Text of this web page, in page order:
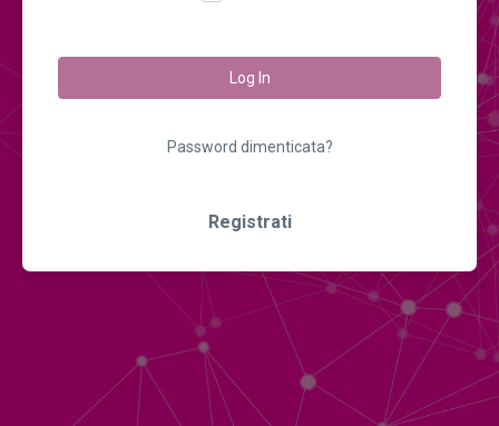
Log In
Password dimenticata?
Registrati